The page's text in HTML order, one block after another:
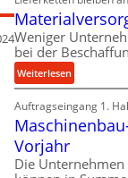
Weniger
bei der
Weiterlesen:
M
a
t
Auftragseingang 1.
Vorjahr
Die